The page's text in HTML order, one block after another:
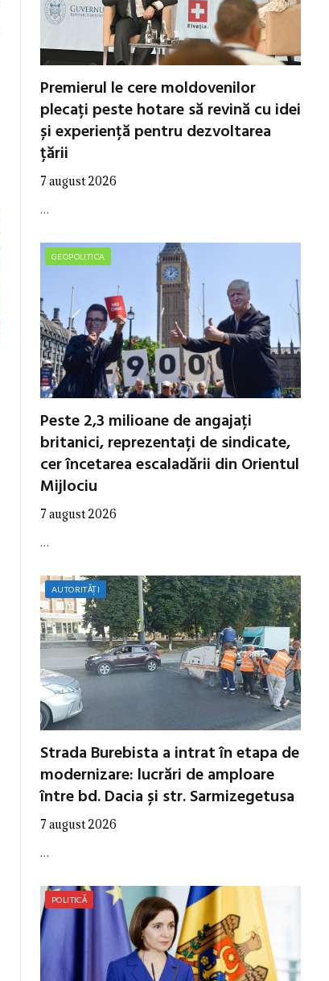
Premierul le cere moldovenilor
plecați peste hotare să revină cu idei
și experiență pentru dezvoltarea
țării
7 august 2026
…
GEOPOLITICA
Peste 2,3 milioane de angajați
britanici, reprezentați de sindicate,
cer încetarea escaladării din Orientul
Mijlociu
7 august 2026
…
AUTORITĂȚI
Strada Burebista a intrat în etapa de
modernizare: lucrări de amploare
între bd. Dacia și str. Sarmizegetusa
7 august 2026
…
POLITICĂ